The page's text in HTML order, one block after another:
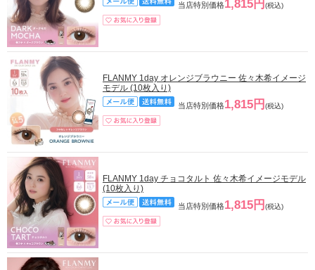
当店特別価格1,815円 (税込)
FLANMY 1day オレンジブラウニー 佐々木希イメージ
モデル (10枚入り)
当店特別価格1,815円 (税込)
FLANMY 1day チョコタルト 佐々木希イメージモデル
(10枚入り)
当店特別価格1,815円 (税込)